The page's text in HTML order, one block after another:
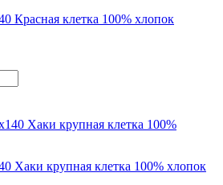
Красная клетка 100% хлопок
Хаки крупная клетка 100% хлопок